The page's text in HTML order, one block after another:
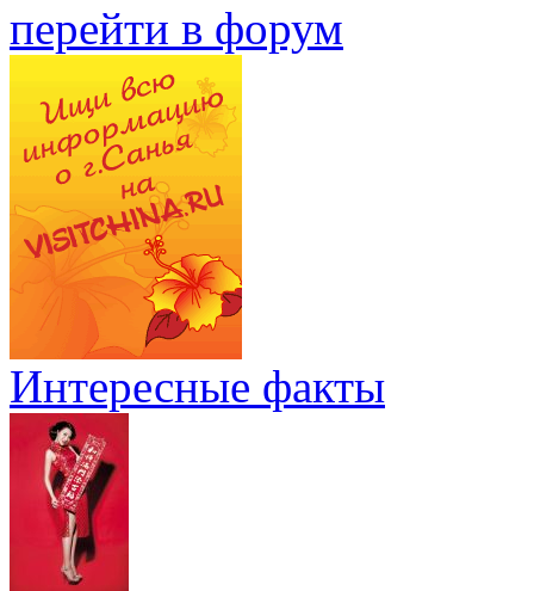
перейти в форум
Интересные факты